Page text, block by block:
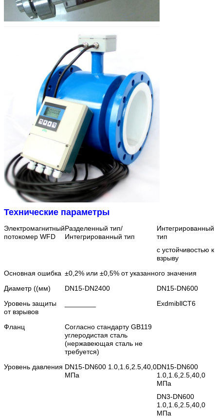
Технические параметры
Электромагнитный
потокомер WFD
Разделенный тип/
Интегрированный тип
Интегрированный
тип
с устойчивостью к
взрыву
Основная ошибка ±0,2% или ±0,5% от указанного значения
Диаметр ((мм)
DN15-DN2400
DN15-DN600
Уровень защиты
от взрывов
ExdmibllCT6
Фланц
Согласно стандарту GB119
углеродистая сталь
(нержавеющая сталь не
требуется)
Уровень давления DN15-DN600 1.0,1.6,2.5,40,0
МПа
DN15-DN600
1.0,1.6,2.5,40,0
МПа
DN3-DN600
1.0,1.6,2.5,40,0
МПа